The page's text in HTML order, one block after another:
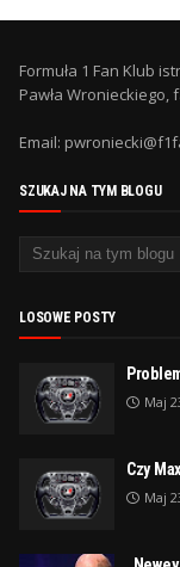
Formuła 1 Fan Klub
Pawła Wronieckiego,
Email:
SZUKAJ NA TYM BLOGU
LOSOWE POSTY
Maj
Czy
Maj